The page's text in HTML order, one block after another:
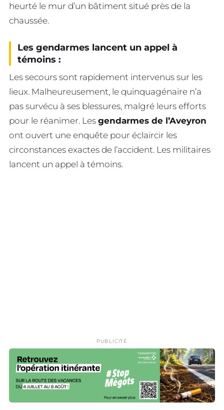
heurté le mur d’un bâtiment situé près de la
chaussée.
Les gendarmes lancent un appel à
témoins :
Les secours sont rapidement intervenus sur les
lieux. Malheureusement, le quinquagénaire n’a
pas survécu à ses blessures, malgré leurs efforts
pour le réanimer. Les gendarmes de l’Aveyron
ont ouvert une enquête pour éclaircir les
circonstances exactes de l’accident. Les militaires
lancent un appel à témoins.
PUBLICITÉ